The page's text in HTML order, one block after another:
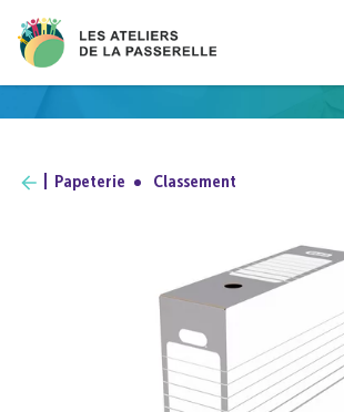
Papeterie Classement